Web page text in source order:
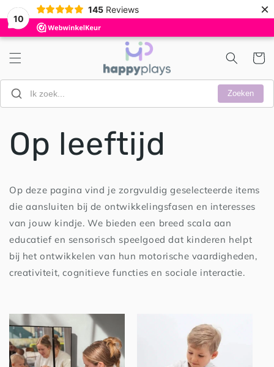
10
145 Reviews ×
Meteen
naar de
content
Zoeken
Op leeftijd
Op deze pagina vind je zorgvuldig geselecteerde items
die aansluiten bij de ontwikkelingsfasen en interesses
van jouw kindje. We bieden een breed scala aan
educatief en sensorisch speelgoed dat kinderen helpt
bij het ontwikkelen van hun motorische vaardigheden,
creativiteit, cognitieve functies en sociale interactie.